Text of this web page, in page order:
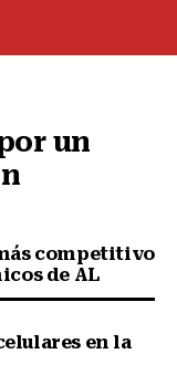
un
competitivo
de AL
en la